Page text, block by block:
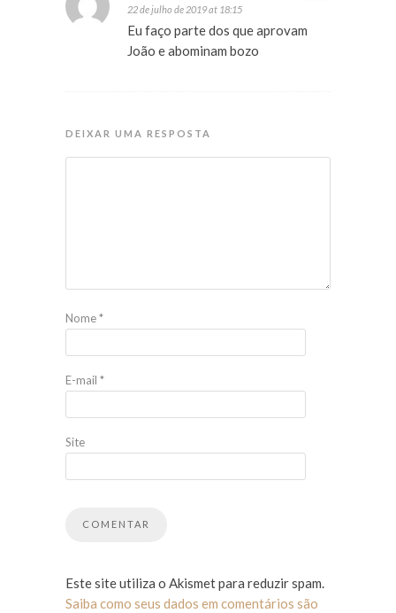
22 de julho de 2019 at 18:15
Eu faço parte dos que aprovam
João e abominam bozo
DEIXAR UMA RESPOSTA
Nome*
E-mail *
Site
Este site utiliza o Akismet para reduzir spam.
Saiba como seus dados em comentários são